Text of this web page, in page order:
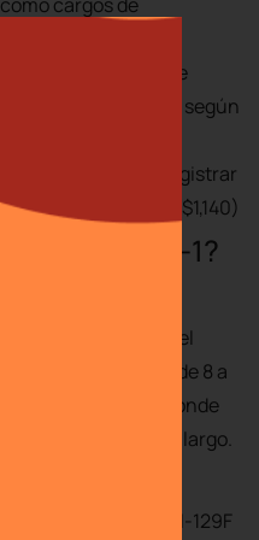
del pasaporte y
o Consulado de
Los costos varían según
, Solicitud para Registrar
Ajustar el Estatus ($1,140)
una visa K-1?
una visa de
de presentar el
aproximadamente de 8 a
el país donde
ser más corto o más largo.
aprobación para el I-129F